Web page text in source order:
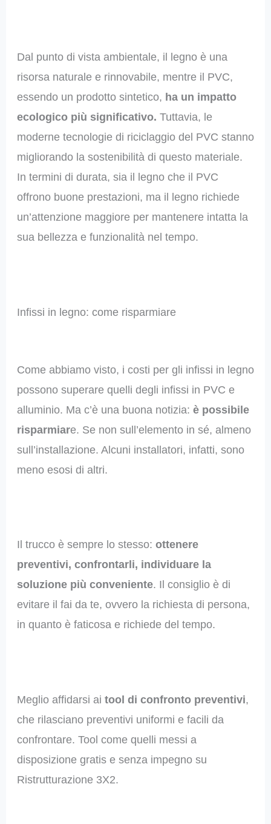
Dal punto di vista ambientale, il legno è una
risorsa naturale e rinnovabile, mentre il PVC,
essendo un prodotto sintetico, ha un impatto
ecologico più significativo. Tuttavia, le
moderne tecnologie di riciclaggio del PVC stanno
migliorando la sostenibilità di questo materiale.
In termini di durata, sia il legno che il PVC
offrono buone prestazioni, ma il legno richiede
un’attenzione maggiore per mantenere intatta la
sua bellezza e funzionalità nel tempo.
Infissi in legno: come risparmiare
Come abbiamo visto, i costi per gli infissi in legno
possono superare quelli degli infissi in PVC e
alluminio. Ma c’è una buona notizia: è possibile
risparmiare. Se non sull’elemento in sé, almeno
sull’installazione. Alcuni installatori, infatti, sono
meno esosi di altri.
Il trucco è sempre lo stesso: ottenere
preventivi, confrontarli, individuare la
soluzione più conveniente. Il consiglio è di
evitare il fai da te, ovvero la richiesta di persona,
in quanto è faticosa e richiede del tempo.
Meglio affidarsi ai tool di confronto preventivi,
che rilasciano preventivi uniformi e facili da
confrontare. Tool come quelli messi a
disposizione gratis e senza impegno su
Ristrutturazione 3X2.